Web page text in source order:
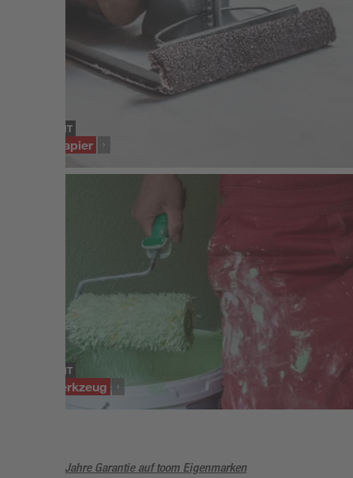
SORTIMENT
Schleifpapier
SORTIMENT
Malerwerkzeug
5 Jahre Garantie auf toom Eigenmarken